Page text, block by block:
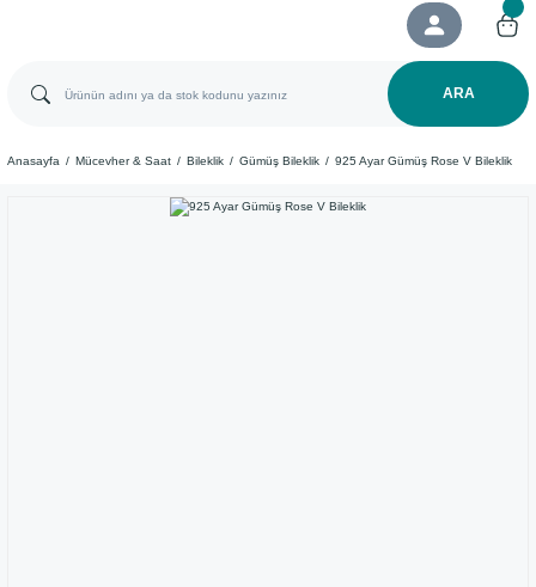
ARA
Anasayfa Mücevher & Saat Bileklik Gümüş Bileklik 925 Ayar Gümüş Rose V Bileklik